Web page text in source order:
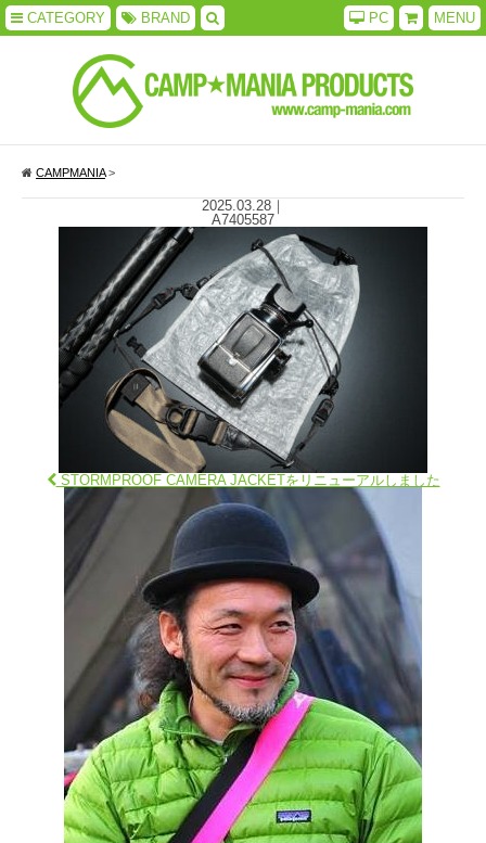
CATEGORY BRAND MENU
PC
CAMPMANIA>
2025.03.28｜
A7405587
STORMPROOF CAMERA JACKETをリニューアルしました